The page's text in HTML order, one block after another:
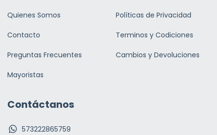
Quienes Somos
Contacto
Preguntas Frecuentes
Mayoristas
Políticas de Privacidad
Terminos y Codiciones
Cambios y Devoluciones
Contáctanos
573222865759